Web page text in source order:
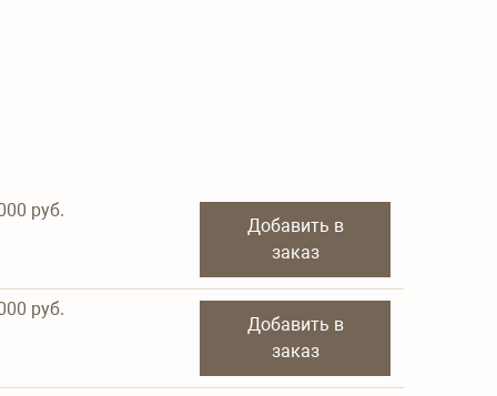
руб.
Добавить в
заказ
руб.
Добавить в
заказ